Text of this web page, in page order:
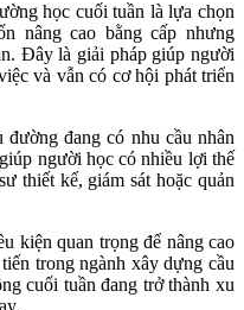
học cuối tuần là lựa chọn
nâng cao bằng cấp nhưng
Đây là giải pháp giúp người
và vẫn có cơ hội phát triển
đang có nhu cầu nhân
người học có nhiều lợi thế
thiết kế, giám sát hoặc quản
kiện quan trọng để nâng cao
trong ngành xây dựng cầu
cuối tuần đang trở thành xu